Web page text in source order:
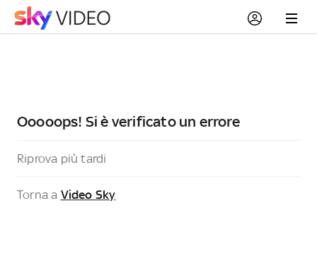
Ooooops! Si è verificato un errore
Riprova più tardi
Torna a Video Sky